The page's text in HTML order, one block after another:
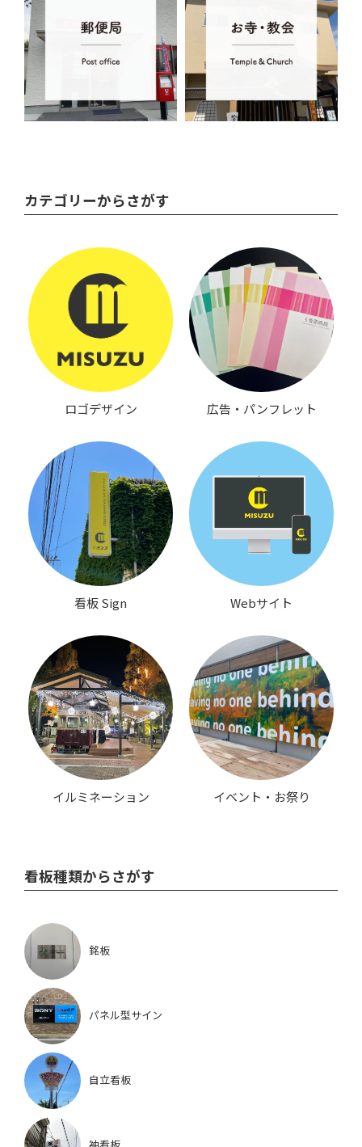
カテゴリーからさがす
ロゴデザイン 広告・パンフレット
看板 Sign Webサイト
イルミネーション イベント・お祭り
看板種類からさがす
銘板
パネル型サイン
自立看板
袖看板